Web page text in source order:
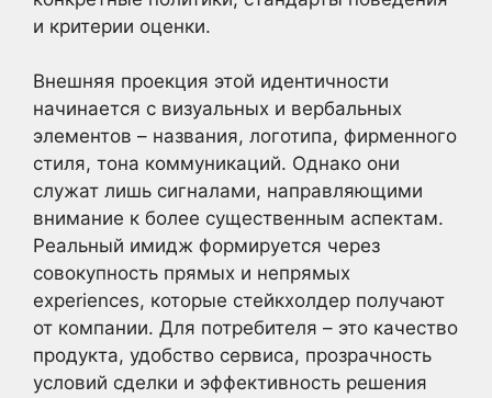
и критерии оценки.
Внешняя проекция этой идентичности
начинается с визуальных и вербальных
элементов – названия, логотипа, фирменного
стиля, тона коммуникаций. Однако они
служат лишь сигналами, направляющими
внимание к более существенным аспектам.
Реальный имидж формируется через
совокупность прямых и непрямых
experiences, которые стейкхолдер получают
от компании. Для потребителя – это качество
продукта, удобство сервиса, прозрачность
условий сделки и эффективность решения